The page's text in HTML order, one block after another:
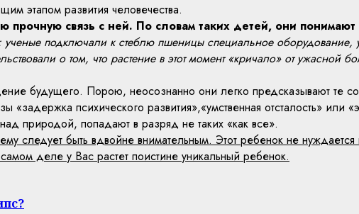
этапом развития человечества.
прочную связь с ней. По словам таких детей, они
подключали к стеблю пшеницы специальное оборудование,
о том, что растение в этот момент «кричало» от ужасной
будущего. Порою, неосознанно они легко предсказывают те
«задержка психического развития»,«умственная отсталость»
природой, попадают в разряд не таких «как все».
следует быть вдвойне внимательным. Этот ребенок не
деле у Вас растет поистине уникальный ребенок.